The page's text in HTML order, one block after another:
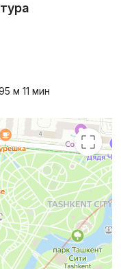
м 11 мин